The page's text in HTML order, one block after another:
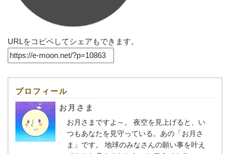
URLをコピペしてシェアもできます。
プロフィール
お月さま
お月さまですよ～。 夜空を見上げると、い
つもあなたを見守っている。あの「お月さ
ま」です。 地球のみなさんの願い事を叶え